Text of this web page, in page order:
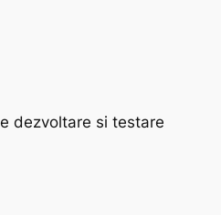
dezvoltare si testare